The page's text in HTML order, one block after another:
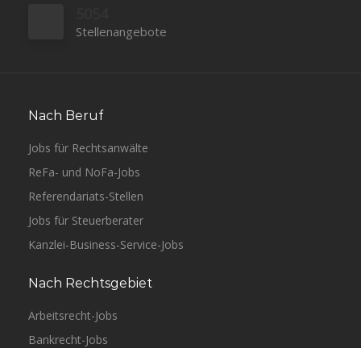
Stellenangebote
Nach Beruf
Jobs für Rechtsanwälte
ReFa- und NoFa-Jobs
Referendariats-Stellen
Jobs für Steuerberater
Kanzlei-Business-Service-Jobs
Nach Rechtsgebiet
Arbeitsrecht-Jobs
Bankrecht-Jobs